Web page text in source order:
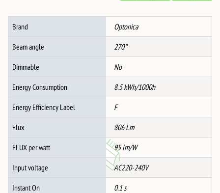
Brand Optonica
Beam angle 270°
Dimmable No
Energy Consumption 8.5 kWh/1000h
Energy Efficiency Label F
Flux 806 Lm
FLUX per watt 95 lm/W
Input voltage AC220-240V
Instant On 0.1 s